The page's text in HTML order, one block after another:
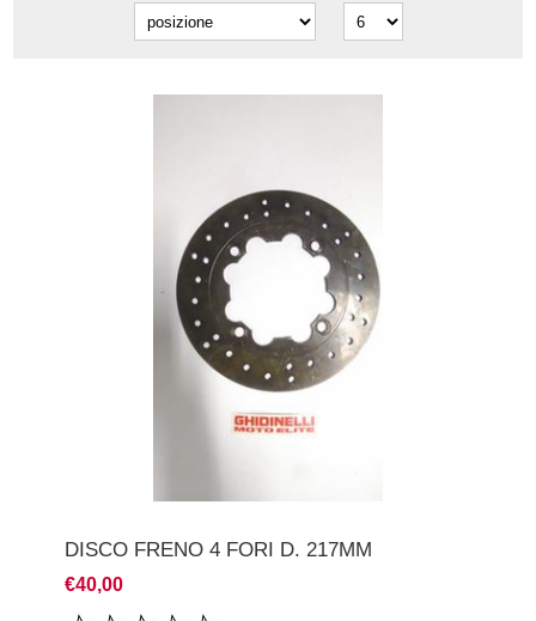
DISCO FRENO 4 FORI D. 217MM
€40,00